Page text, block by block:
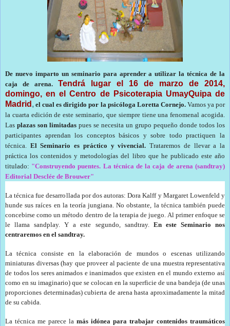
De nuevo imparto un seminario para aprender a utilizar la técnica de la
caja de arena. Tendrá lugar el 16 de marzo de 2014,
domingo, en el Centro de Psicoterapia UmayQuipa de
Madrid , el cual es dirigido por la psicóloga Loretta Cornejo. Vamos ya por
la cuarta edición de este seminario, que siempre tiene una fenomenal acogida.
Las plazas son limitadas pues se necesita un grupo pequeño donde todos los
participantes aprendan los conceptos básicos y sobre todo practiquen la
técnica. El Seminario es práctico y vivencial. Trataremos de llevar a la
práctica los contenidos y metodologías del libro que he publicado este año
titulado: "Construyendo puentes. La técnica de la caja de arena (sandtray)
Editorial Desclée de Brouwer"
La técnica fue desarrollada por dos autoras: Dora Kalff y Margaret Lowenfeld y
hunde sus raíces en la teoría jungiana. No obstante, la técnica también puede
concebirse como un método dentro de la terapia de juego. Al primer enfoque se
le llama sandplay. Y a este segundo, sandtray. En este Seminario nos
centraremos en el sandtray.
La técnica consiste en la elaboración de mundos o escenas utilizando
miniaturas diversas (hay que proveer al paciente de una muestra representativa
de todos los seres animados e inanimados que existen en el mundo externo así
como en su imaginario) que se colocan en la superficie de una bandeja (de unas
proporciones determinadas) cubierta de arena hasta aproximadamente la mitad
de su cabida.
La técnica me parece la más idónea para trabajar contenidos traumáticos